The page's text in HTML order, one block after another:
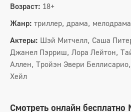
Возраст: 18+
Жанр: триллер, драма,
Актеры: Шэй Митчелл, Саша
Джанел Пэрриш, Лора Лейтон,
Аллен, Тройэн Эвери
Хейл
Смотреть онлайн